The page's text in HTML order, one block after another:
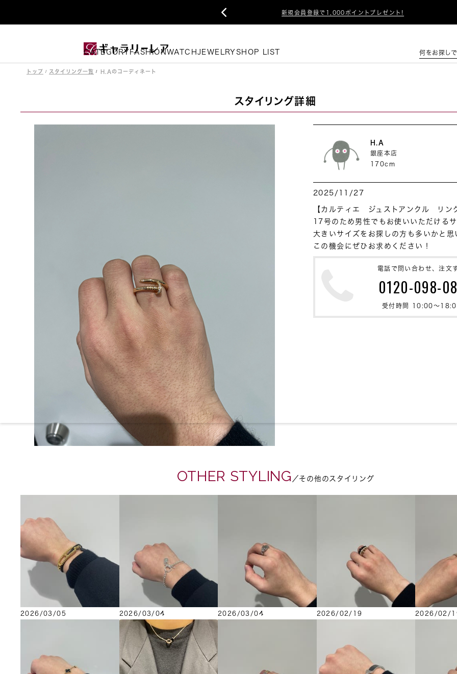
新入荷アイテム毎日12時更新！

CATEGORY FASHIONWATCHJEWELRY SHOP LIST 何をお探し
トップ スタイリング一覧 H.Aのコーディネート
スタイリング詳細
H.A
銀座本店
170cm
2025/11/27
【カルティエ　ジュストアンクル　リ
17号のため男性でもお使いいただける
大きいサイズをお探しの方も多いかと思
この機会にぜひお求めください！
電話で問い合わせ、注文
0120-098-
受付時間 10:00〜
OTHER STYLING ／その他のスタイリング
2026/03/05 2026/03/04 2026/03/04 2026/02/19 2026/02/